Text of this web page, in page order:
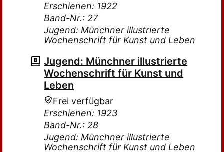
Erschienen: 1922
Band-Nr.: 27
Jugend: Münchner illustrierte
Wochenschrift für Kunst und Leben
Jugend: Münchner illustrierte
Wochenschrift für Kunst und
Leben
Frei verfügbar
Erschienen: 1923
Band-Nr.: 28
Jugend: Münchner illustrierte
Wochenschrift für Kunst und Leben